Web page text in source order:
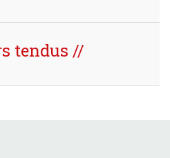
tendus //